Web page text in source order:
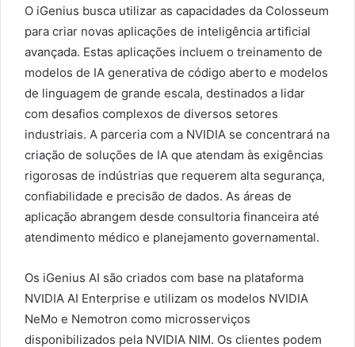
O iGenius busca utilizar as capacidades da Colosseum
para criar novas aplicações de inteligência artificial
avançada. Estas aplicações incluem o treinamento de
modelos de IA generativa de código aberto e modelos
de linguagem de grande escala, destinados a lidar
com desafios complexos de diversos setores
industriais. A parceria com a NVIDIA se concentrará na
criação de soluções de IA que atendam às exigências
rigorosas de indústrias que requerem alta segurança,
confiabilidade e precisão de dados. As áreas de
aplicação abrangem desde consultoria financeira até
atendimento médico e planejamento governamental.
Os iGenius AI são criados com base na plataforma
NVIDIA AI Enterprise e utilizam os modelos NVIDIA
NeMo e Nemotron como microsserviços
disponibilizados pela NVIDIA NIM. Os clientes podem